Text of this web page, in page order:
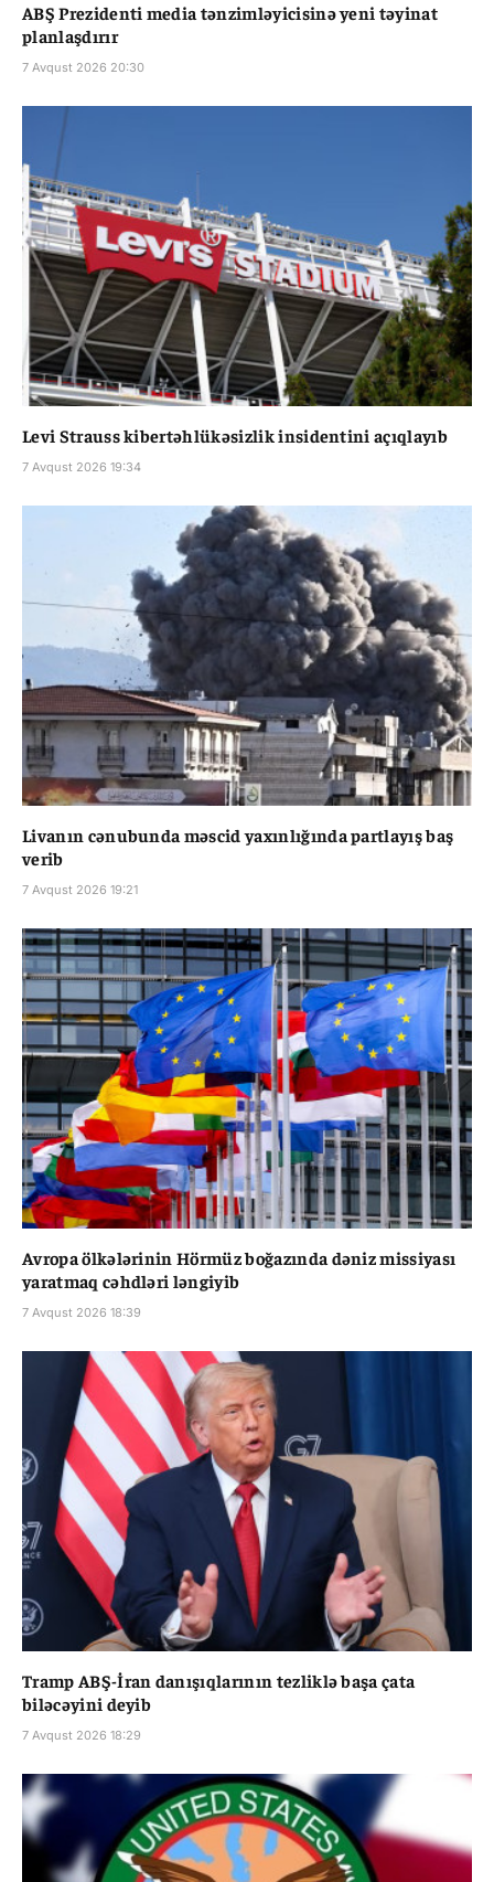
ABŞ Prezidenti media tənzimləyicisinə yeni təyinat
planlaşdırır
7 Avqust 2026 20:30
Levi Strauss kibertəhlükəsizlik insidentini açıqlayıb
7 Avqust 2026 19:34
Livanın cənubunda məscid yaxınlığında partlayış baş
verib
7 Avqust 2026 19:21
Avropa ölkələrinin Hörmüz boğazında dəniz missiyası
yaratmaq cəhdləri ləngiyib
7 Avqust 2026 18:39
Tramp ABŞ-İran danışıqlarının tezliklə başa çata
biləcəyini deyib
7 Avqust 2026 18:29